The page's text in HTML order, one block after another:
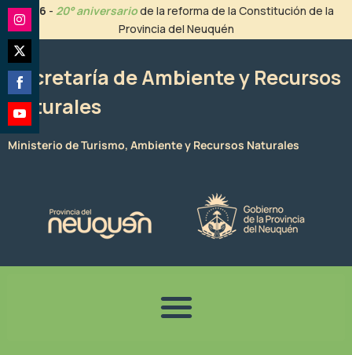
contenido
2026 - 20° aniversariode la reforma de la Constitución de la
Provincia del Neuquén
Secretaría de Ambiente y Recursos
Naturales
Ministerio de Turismo, Ambiente y Recursos Naturales
Share
on
Instagram
Share
on
Twitter
Share
on
Facebook
Share
on